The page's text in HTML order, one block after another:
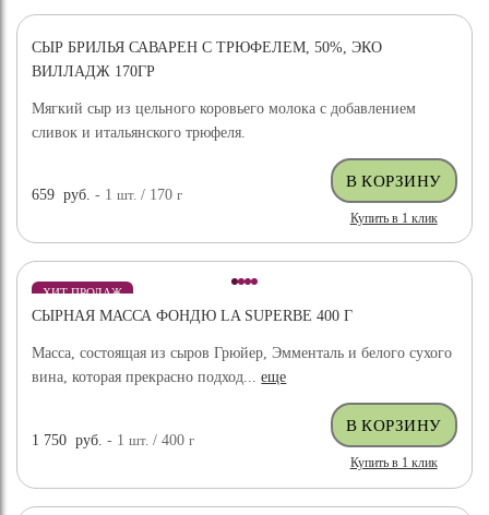
СЫР БРИЛЬЯ САВАРЕН С ТРЮФЕЛЕМ, 50%, ЭКО
ВИЛЛАДЖ 170ГР
Мягкий сыр из цельного коровьего молока с добавлением
сливок и итальянского трюфеля.
659 руб. - 1шт. / 170г
Купить в 1 клик
ХИТ ПРОДАЖ
СЫРНАЯ МАССА ФОНДЮ LA SUPERBE 400 Г
Масса, состоящая из сыров Грюйер, Эмменталь и белого сухого
вина, которая прекрасно подход...еще
1 750 руб. - 1шт. / 400г
Купить в 1 клик